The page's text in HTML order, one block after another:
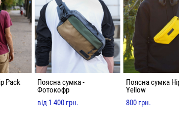
Pack Поясна сумка -
Фотокофр
від 1 400 грн.
Поясна сумка
Yellow
800 грн.